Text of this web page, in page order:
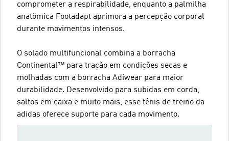
comprometer a respirabilidade, enquanto a palmilha
anatômica Footadapt aprimora a percepção corporal
durante movimentos intensos.
O solado multifuncional combina a borracha
Continental™ para tração em condições secas e
molhadas com a borracha Adiwear para maior
durabilidade. Desenvolvido para subidas em corda,
saltos em caixa e muito mais, esse tênis de treino da
adidas oferece suporte para cada movimento.